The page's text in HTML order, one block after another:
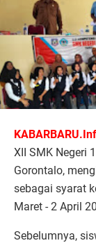
XII SMK Negeri
Gorontalo,
sebagai syarat
Maret - 2 April
Sebelumnya,